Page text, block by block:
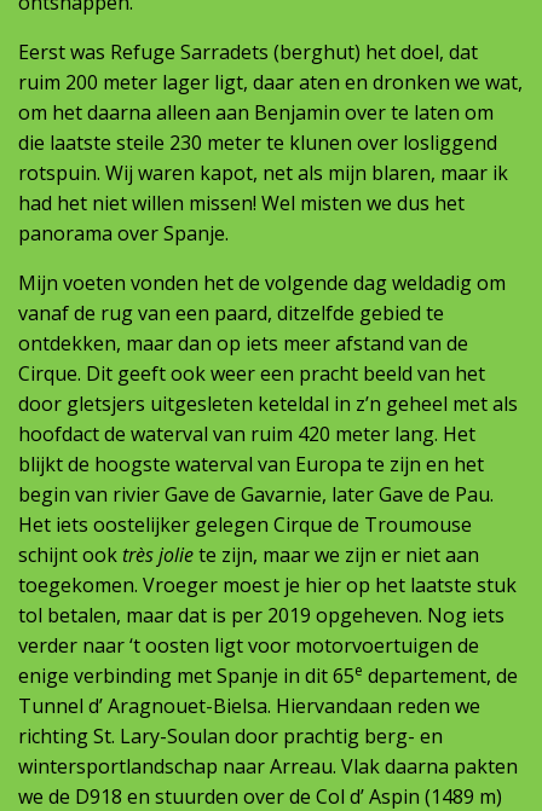
Eerst was Refuge Sarradets (berghut) het doel, dat
ruim 200 meter lager ligt, daar aten en dronken we wat,
om het daarna alleen aan Benjamin over te laten om
die laatste steile 230 meter te klunen over losliggend
rotspuin. Wij waren kapot, net als mijn blaren, maar ik
had het niet willen missen! Wel misten we dus het
panorama over Spanje.
Mijn voeten vonden het de volgende dag weldadig om
vanaf de rug van een paard, ditzelfde gebied te
ontdekken, maar dan op iets meer afstand van de
Cirque. Dit geeft ook weer een pracht beeld van het
door gletsjers uitgesleten keteldal in z’n geheel met als
hoofdact de waterval van ruim 420 meter lang. Het
blijkt de hoogste waterval van Europa te zijn en het
begin van rivier Gave de Gavarnie, later Gave de Pau.
Het iets oostelijker gelegen Cirque de Troumouse
schijnt ook très joliete zijn, maar we zijn er niet aan
toegekomen. Vroeger moest je hier op het laatste stuk
tol betalen, maar dat is per 2019 opgeheven. Nog iets
verder naar ‘t oosten ligt voor motorvoertuigen de
enige verbinding met Spanje in dit 65e departement, de
Tunnel d’ Aragnouet-Bielsa. Hiervandaan reden we
richting St. Lary-Soulan door prachtig berg- en
wintersportlandschap naar Arreau. Vlak daarna pakten
we de D918 en stuurden over de Col d’ Aspin (1489 m)